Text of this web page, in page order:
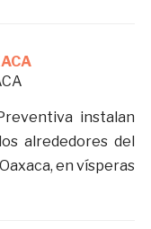
instalan
alrededores del
en vísperas